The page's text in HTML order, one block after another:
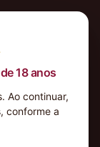
18 anos
Ao continuar,
conforme a